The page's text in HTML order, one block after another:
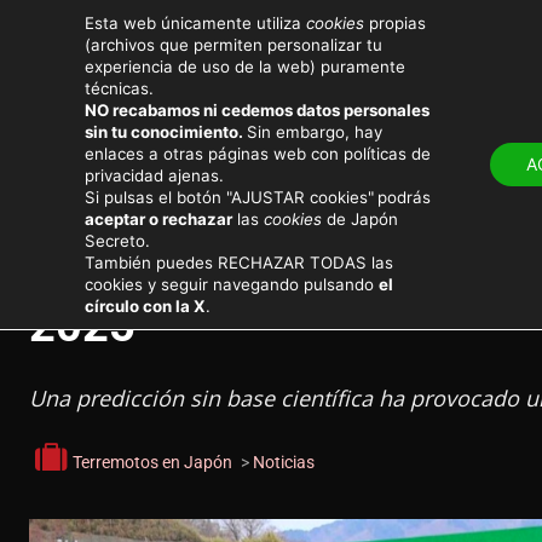
LUGARES
Noticias de actualidad en Japón
Manga Predice Gran
2025
Una predicción sin base científica ha provocado
Terremotos en Japón > Noticias
Esta web únicamente utiliza cookies propias
(archivos que permiten personalizar tu
experiencia de uso de la web) puramente
técnicas.
NO recabamos ni cedemos datos personales
sin tu conocimiento. Sin embargo, hay
enlaces a otras páginas web con políticas de
privacidad ajenas.
Si pulsas el botón "AJUSTAR cookies" podrás
aceptar o rechazarlas cookies de Japón
Secreto.
También puedes RECHAZAR TODAS las
cookies y seguir navegando pulsando el
círculo con la X.